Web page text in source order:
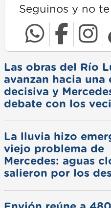
Seguinos y no
Las obras del Río
avanzan hacia una
decisiva y
debate con los
La lluvia hizo
viejo problema de
Mercedes: aguas
salieron por los